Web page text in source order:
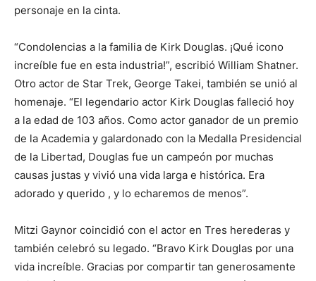
personaje en la cinta.
“Condolencias a la familia de Kirk Douglas. ¡Qué icono
increíble fue en esta industria!”, escribió William Shatner.
Otro actor de Star Trek, George Takei, también se unió al
homenaje. “El legendario actor Kirk Douglas falleció hoy
a la edad de 103 años. Como actor ganador de un premio
de la Academia y galardonado con la Medalla Presidencial
de la Libertad, Douglas fue un campeón por muchas
causas justas y vivió una vida larga e histórica. Era
adorado y querido , y lo echaremos de menos”.
Mitzi Gaynor coincidió con el actor en Tres herederas y
también celebró su legado. “Bravo Kirk Douglas por una
vida increíble. Gracias por compartir tan generosamente